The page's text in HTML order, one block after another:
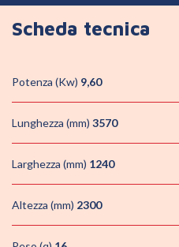
Scheda tecnica
Potenza (Kw) 9,60
Lunghezza (mm) 3570
Larghezza (mm) 1240
Altezza (mm) 2300